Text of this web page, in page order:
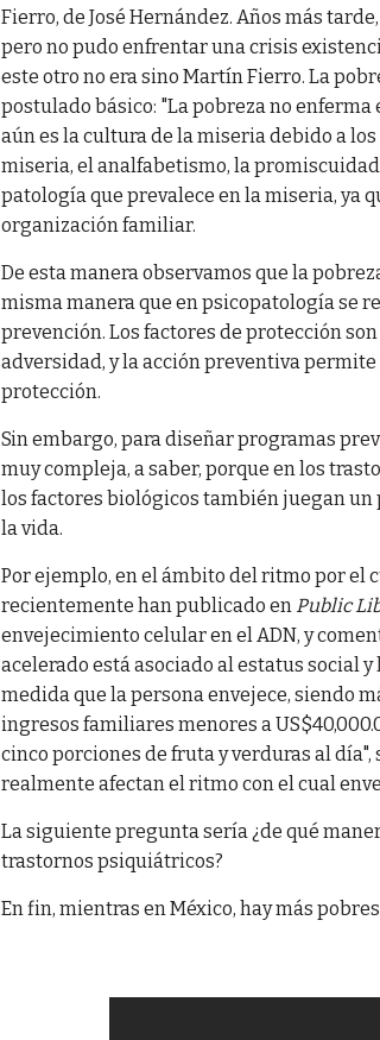
Fierro, de José Hernández. Años más
pero no pudo enfrentar una crisis
este otro no era sino Martín Fierro. La
postulado básico: "La pobreza no enferma
aún es la cultura de la miseria debido a
miseria, el analfabetismo, la
patología que prevalece en la miseria, ya
organización familiar.
De esta manera observamos que la
misma manera que en psicopatología se
prevención. Los factores de protección
adversidad, y la acción preventiva
protección.
Sin embargo, para diseñar programas
muy compleja, a saber, porque en los
los factores biológicos también juegan
la vida.
Por ejemplo, en el ámbito del ritmo por el
recientemente han publicado en Public
envejecimiento celular en el ADN, y
acelerado está asociado al estatus social
medida que la persona envejece, siendo
ingresos familiares menores a
cinco porciones de fruta y verduras al
realmente afectan el ritmo con el cual
La siguiente pregunta sería ¿de qué
trastornos psiquiátricos?
En fin, mientras en México, hay más